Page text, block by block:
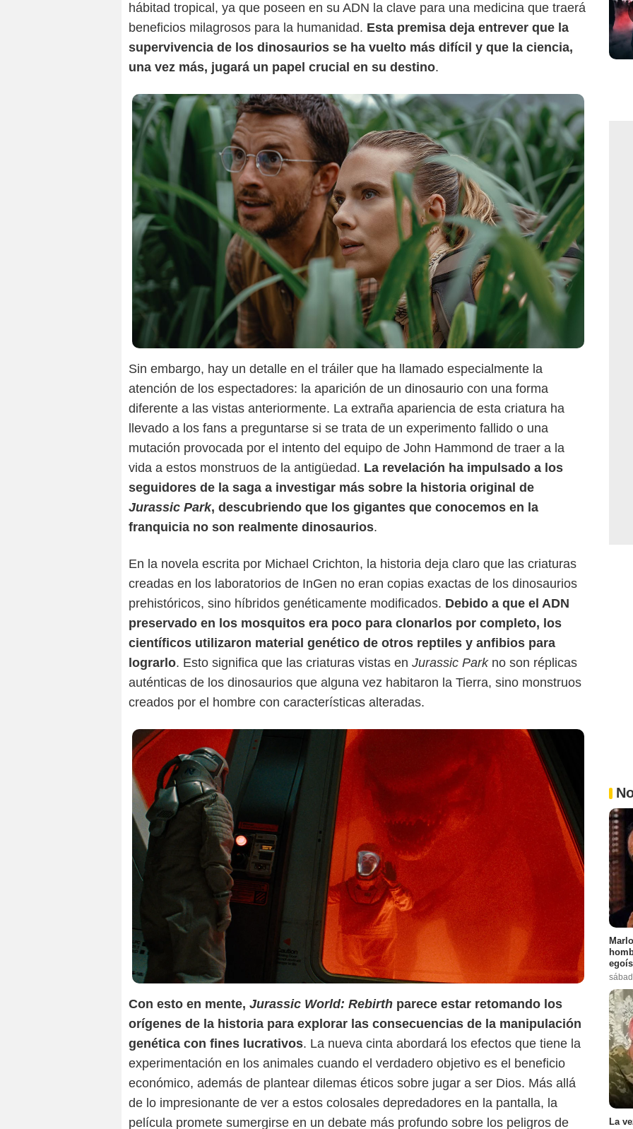
hábitad tropical, ya que poseen en su ADN la clave para una medicina que traerá
beneficios milagrosos para la humanidad. Esta premisa deja entrever que la
supervivencia de los dinosaurios se ha vuelto más difícil y que la ciencia,
una vez más, jugará un papel crucial en su destino.
Sin embargo, hay un detalle en el tráiler que ha llamado especialmente la
atención de los espectadores: la aparición de un dinosaurio con una forma
diferente a las vistas anteriormente. La extraña apariencia de esta criatura ha
llevado a los fans a preguntarse si se trata de un experimento fallido o una
mutación provocada por el intento del equipo de John Hammond de traer a la
vida a estos monstruos de la antigüedad. La revelación ha impulsado a los
seguidores de la saga a investigar más sobre la historia original de
Jurassic Park, descubriendo que los gigantes que conocemos en la
franquicia no son realmente dinosaurios.
En la novela escrita por Michael Crichton, la historia deja claro que las criaturas
creadas en los laboratorios de InGen no eran copias exactas de los dinosaurios
prehistóricos, sino híbridos genéticamente modificados. Debido a que el ADN
preservado en los mosquitos era poco para clonarlos por completo, los
científicos utilizaron material genético de otros reptiles y anfibios para
lograrlo. Esto significa que las criaturas vistas en Jurassic Parkno son réplicas
auténticas de los dinosaurios que alguna vez habitaron la Tierra, sino monstruos
creados por el hombre con características alteradas.
Bloody Disgusting
Con esto en mente, Jurassic World: Rebirth parece estar retomando los
orígenes de la historia para explorar las consecuencias de la manipulación
genética con fines lucrativos. La nueva cinta abordará los efectos que tiene la
experimentación en los animales cuando el verdadero objetivo es el beneficio
económico, además de plantear dilemas éticos sobre jugar a ser Dios. Más allá
de lo impresionante de ver a estos colosales depredadores en la pantalla, la
película promete sumergirse en un debate más profundo sobre los peligros de
La